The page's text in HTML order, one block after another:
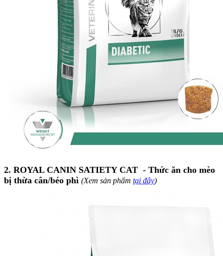
2. ROYAL CANIN SATIETY CAT - Thức ăn cho mèo
bị thừa cân/béo phì (Xem sản phẩm tại đây)